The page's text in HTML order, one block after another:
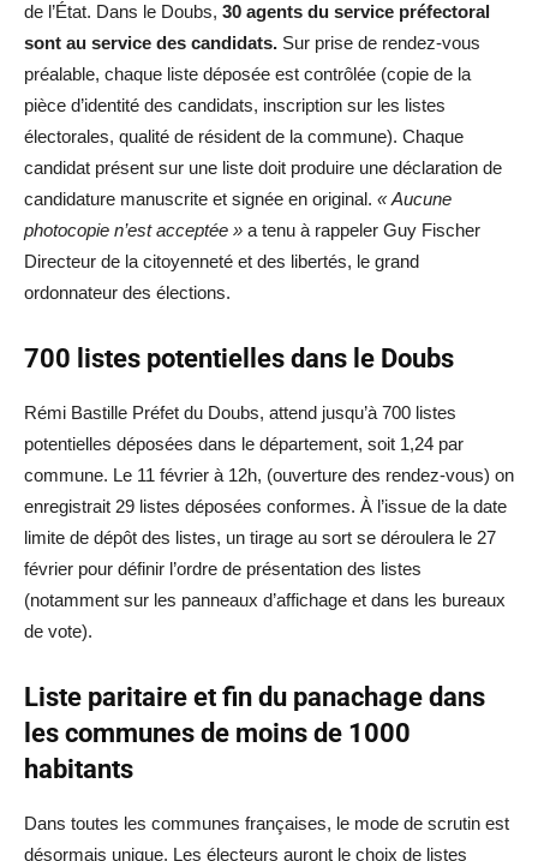
de l’État. Dans le Doubs, 30 agents du service préfectoral
sont au service des candidats. Sur prise de rendez-vous
préalable, chaque liste déposée est contrôlée (copie de la
pièce d’identité des candidats, inscription sur les listes
électorales, qualité de résident de la commune). Chaque
candidat présent sur une liste doit produire une déclaration de
candidature manuscrite et signée en original. « Aucune
photocopie n’est acceptée » a tenu à rappeler Guy Fischer
Directeur de la citoyenneté et des libertés, le grand
ordonnateur des élections.
700 listes potentielles dans le Doubs
Rémi Bastille Préfet du Doubs, attend jusqu’à 700 listes
potentielles déposées dans le département, soit 1,24 par
commune. Le 11 février à 12h, (ouverture des rendez-vous) on
enregistrait 29 listes déposées conformes. À l’issue de la date
limite de dépôt des listes, un tirage au sort se déroulera le 27
février pour définir l’ordre de présentation des listes
(notamment sur les panneaux d’affichage et dans les bureaux
de vote).
Liste paritaire et fin du panachage dans
les communes de moins de 1000
habitants
Dans toutes les communes françaises, le mode de scrutin est
désormais unique. Les électeurs auront le choix de listes